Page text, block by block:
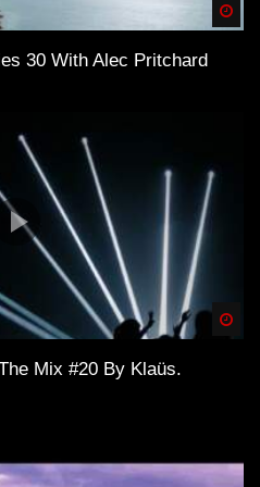
30 With Alec Pritchard
Mix #20 By Klaüs.